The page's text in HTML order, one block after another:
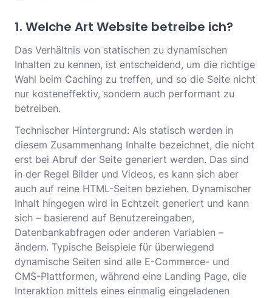
1. Welche Art Website betreibe ich?
Das Verhältnis von statischen zu dynamischen
Inhalten zu kennen, ist entscheidend, um die richtige
Wahl beim Caching zu treffen, und so die Seite nicht
nur kosteneffektiv, sondern auch performant zu
betreiben.
Technischer Hintergrund: Als statisch werden in
diesem Zusammenhang Inhalte bezeichnet, die nicht
erst bei Abruf der Seite generiert werden. Das sind
in der Regel Bilder und Videos, es kann sich aber
auch auf reine HTML-Seiten beziehen. Dynamischer
Inhalt hingegen wird in Echtzeit generiert und kann
sich – basierend auf Benutzereingaben,
Datenbankabfragen oder anderen Variablen –
ändern. Typische Beispiele für überwiegend
dynamische Seiten sind alle E-Commerce- und
CMS-Plattformen, während eine Landing Page, die
Interaktion mittels eines einmalig eingeladenen